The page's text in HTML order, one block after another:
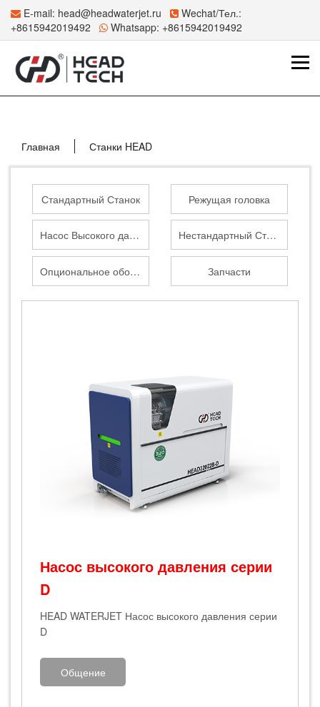
E-mail: head@headwaterjet.ru
Wechat/Тел.:
+8615942019492
Whatsapp: +8615942019492
Главная Станки HEAD
Стандартный Станок Режущая головка
Насос Высокого давления Нестандартный Станок
Опциональное оборудование Запчасти
‌Насос высокого давления серии
D
H‌EAD WATERJET Насос высокого давления серии
D
Общение